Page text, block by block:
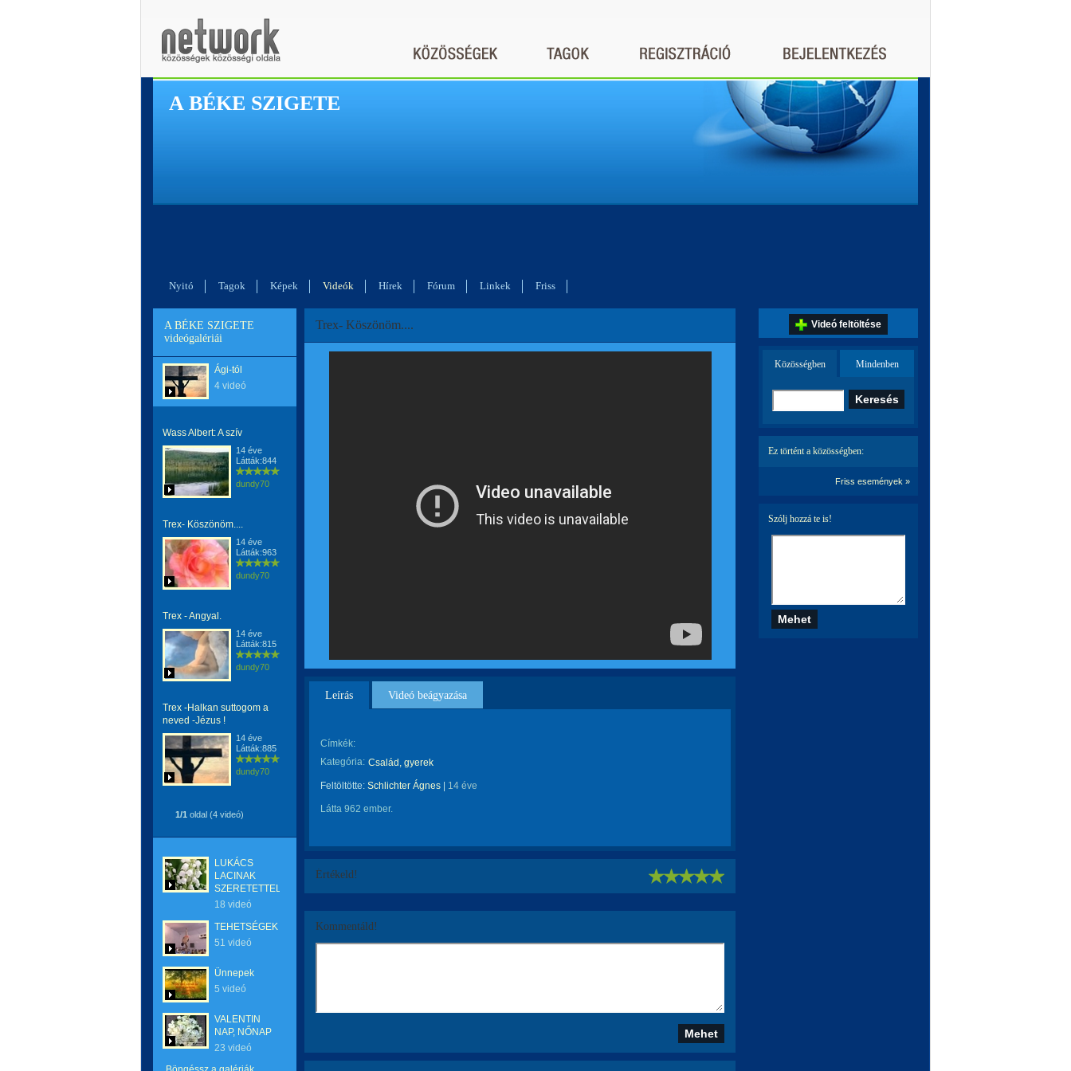
A BÉKE SZIGETE
Nyitó Tagok Képek Videók Hírek Fórum Linkek Friss
A BÉKE SZIGETE
videógalériái
Ági-tól
4 videó
Wass Albert: A szív
14 éve
Látták:844
dundy70
Trex- Köszönöm....
14 éve
Látták:963
dundy70
Trex - Angyal.
14 éve
Látták:815
dundy70
Trex -Halkan suttogom a
neved -Jézus !
14 éve
Látták:885
dundy70
1/1 oldal (4 videó)
LUKÁCS
LACINAK
SZERETETTEL
18 videó
TEHETSÉGEK
51 videó
Ünnepek
5 videó
VALENTIN
NAP, NŐNAP
23 videó
Trex- Köszönöm....
Leírás Videó beágyazása
Címkék:
Kategória: Család, gyerek
Feltöltötte: Schlichter Ágnes 14 éve
Látta 962 ember.
Értékeld!
Kommentáld!
Videó feltöltése
Közösségben Mindenben
Ez történt a közösségben:
Friss események »
Szólj hozzá te is!